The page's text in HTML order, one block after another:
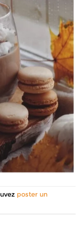
poster un